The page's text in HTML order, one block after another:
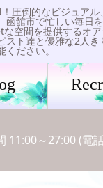
圧倒的なビジュアル
函館市で忙しい毎日
空間を提供するオ
スト達と優雅な2人き
ください。
～27:00 (電